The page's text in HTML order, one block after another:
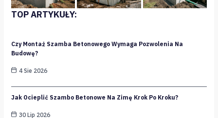
TOP ARTYKUŁY:
Czy Montaż Szamba Betonowego Wymaga Pozwolenia Na
Budowę?
4 Sie 2026
Jak Ocieplić Szambo Betonowe Na Zimę Krok Po Kroku?
30 Lip 2026